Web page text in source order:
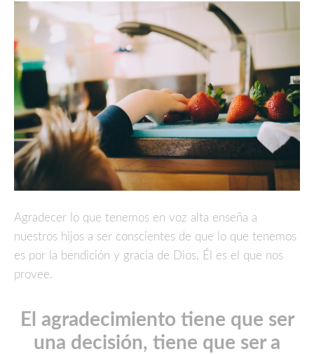
Agradecer lo que tenemos en voz alta enseña a
nuestros hijos a ser conscientes de que lo que tenemos
es por la bendición y gracia de Dios, Él es el que nos
provee.
El agradecimiento tiene que ser
una decisión, tiene que ser a